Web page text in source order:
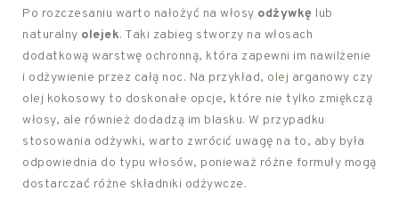
Po rozczesaniu warto nałożyć na włosy odżywkę lub
naturalny olejek. Taki zabieg stworzy na włosach
dodatkową warstwę ochronną, która zapewni im nawilżenie
i odżywienie przez całą noc. Na przykład, olej arganowy czy
olej kokosowy to doskonałe opcje, które nie tylko zmiękczą
włosy, ale również dodadzą im blasku. W przypadku
stosowania odżywki, warto zwrócić uwagę na to, aby była
odpowiednia do typu włosów, ponieważ różne formuły mogą
dostarczać różne składniki odżywcze.